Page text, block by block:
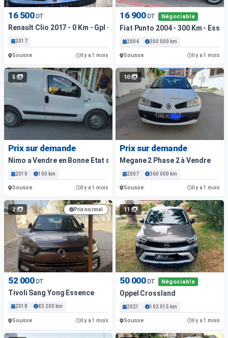
16 500 DT
Renault Clio 2017 - 0 Km - Gpl + Essence
2017
Sousse Il y a 1 mois
16 900 DT Négociable
Fiat Punto 2004 - 300 Km -
2004 300 000 km
Sousse Il y a 1 mois
5
Prix sur demande
Nimo a Vendre en Bonne Etat a Sousse
2010 100 km
Sousse Il y a 1 mois
10
Prix sur demande
Megane 2 Phase 2 à Vendre
2007 360 000 km
Sousse Il y a 1 mois
2 Prix normal
52 000 DT
Tivoli Sang Yong Essence
2018 83 200 km
Sousse Il y a 1 mois
11
50 000 DT Négociable
Oppel Crossland
2021 102 015 km
Sousse Il y a 1 mois